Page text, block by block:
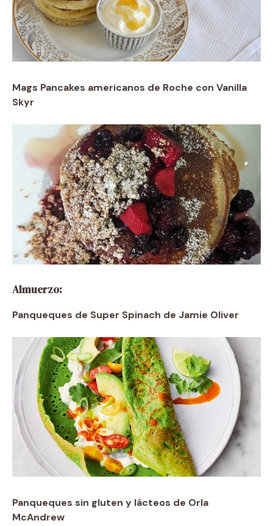
Mags Pancakes americanos de Roche con Vanilla
Skyr
Almuerzo:
Panqueques de Super Spinach de Jamie Oliver
Panqueques sin gluten y lácteos de Orla
McAndrew